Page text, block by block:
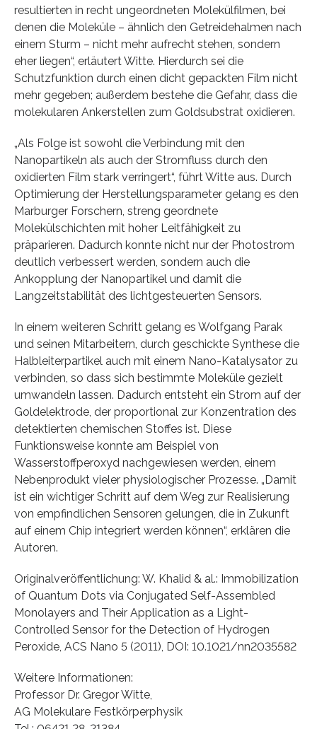
resultierten in recht ungeordneten Molekülfilmen, bei
denen die Moleküle – ähnlich den Getreidehalmen nach
einem Sturm – nicht mehr aufrecht stehen, sondern
eher liegen“, erläutert Witte. Hierdurch sei die
Schutzfunktion durch einen dicht gepackten Film nicht
mehr gegeben; außerdem bestehe die Gefahr, dass die
molekularen Ankerstellen zum Goldsubstrat oxidieren.
„Als Folge ist sowohl die Verbindung mit den
Nanopartikeln als auch der Stromfluss durch den
oxidierten Film stark verringert“, führt Witte aus. Durch
Optimierung der Herstellungsparameter gelang es den
Marburger Forschern, streng geordnete
Molekülschichten mit hoher Leitfähigkeit zu
präparieren. Dadurch konnte nicht nur der Photostrom
deutlich verbessert werden, sondern auch die
Ankopplung der Nanopartikel und damit die
Langzeitstabilität des lichtgesteuerten Sensors.
In einem weiteren Schritt gelang es Wolfgang Parak
und seinen Mitarbeitern, durch geschickte Synthese die
Halbleiterpartikel auch mit einem Nano-Katalysator zu
verbinden, so dass sich bestimmte Moleküle gezielt
umwandeln lassen. Dadurch entsteht ein Strom auf der
Goldelektrode, der proportional zur Konzentration des
detektierten chemischen Stoffes ist. Diese
Funktionsweise konnte am Beispiel von
Wasserstoffperoxyd nachgewiesen werden, einem
Nebenprodukt vieler physiologischer Prozesse. „Damit
ist ein wichtiger Schritt auf dem Weg zur Realisierung
von empfindlichen Sensoren gelungen, die in Zukunft
auf einem Chip integriert werden können“, erklären die
Autoren.
Originalveröffentlichung: W. Khalid & al.: Immobilization
of Quantum Dots via Conjugated Self-Assembled
Monolayers and Their Application as a Light-
Controlled Sensor for the Detection of Hydrogen
Peroxide, ACS Nano 5 (2011), DOI: 10.1021/nn2035582
Weitere Informationen:
Professor Dr. Gregor Witte,
AG Molekulare Festkörperphysik